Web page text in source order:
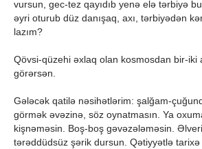
vursun, gec-tez qayıdıb yenə elə tərbiyə
əyri oturub düz danışaq, axı, tərbiyədən
lazım?
Qövsi-qüzehi əxlaq olan kosmosdan bir-iki
görərsən.
Gələcək qatilə nəsihətlərim: şalğam-
görmək əvəzinə, söz oynatmasın. Ya
kişnəməsin. Boş-boş gəvəzələməsin.
tərəddüdsüz şərik dursun. Qətiyyətlə